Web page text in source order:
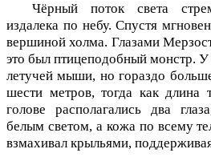
Чёрный поток света
издалека по небу. Спустя
вершиной холма. Глазами
это был птицеподобный монстр.
летучей мыши, но гораздо
шести метров, тогда как длина
голове располагались два
белым светом, а кожа по всему
взмахивал крыльями,